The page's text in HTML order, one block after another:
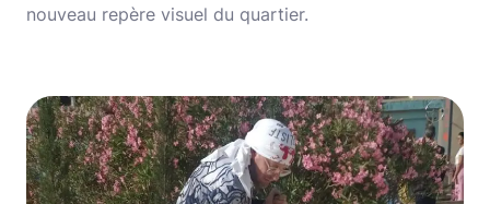
nouveau repère visuel du quartier.